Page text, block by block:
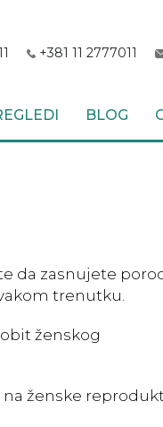
+381 11 2777011
BLOG
da zasnujete
trenutku.
ženskog
ženske